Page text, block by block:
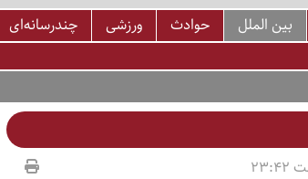
بین الملل حوادث ورزشی چندرسانه‌ای